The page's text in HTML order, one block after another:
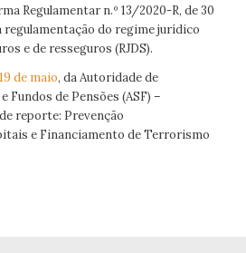
Regulamentar n.º 13/2020-R, de 30
regulamentação do regime jurídico
e de resseguros (RJDS).
de maio, da Autoridade de
Fundos de Pensões (ASF) –
reporte: Prevenção
e Financiamento de Terrorismo